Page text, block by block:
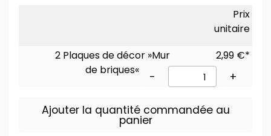
Prix
unitaire
2 Plaques de décor »Mur
de briques«
2,99 €*
- +
Ajouter la quantité commandée au
panier